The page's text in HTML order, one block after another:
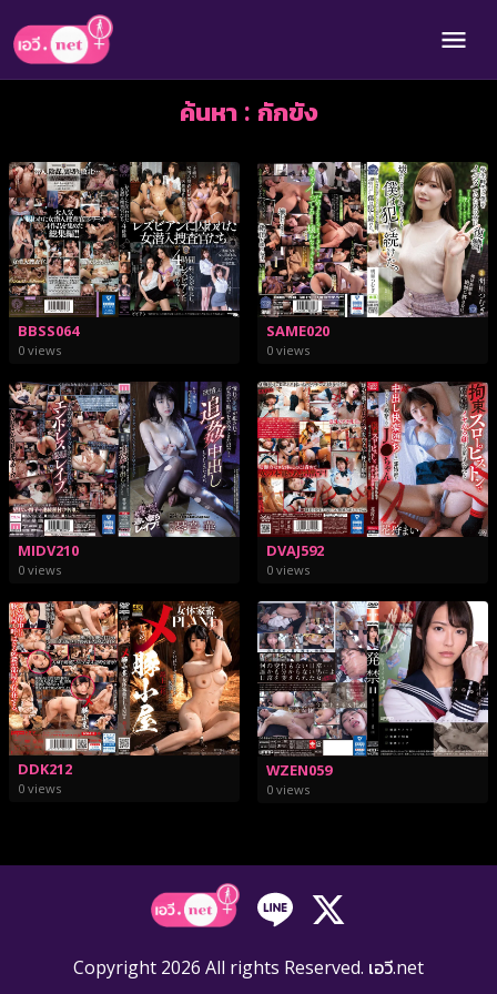
ค้นหา : กักขัง
BBSS064
0 views
SAME020
0 views
MIDV210
0 views
DVAJ592
0 views
DDK212
0 views
WZEN059
0 views
Copyright 2026 All rights Reserved. เอวี.net